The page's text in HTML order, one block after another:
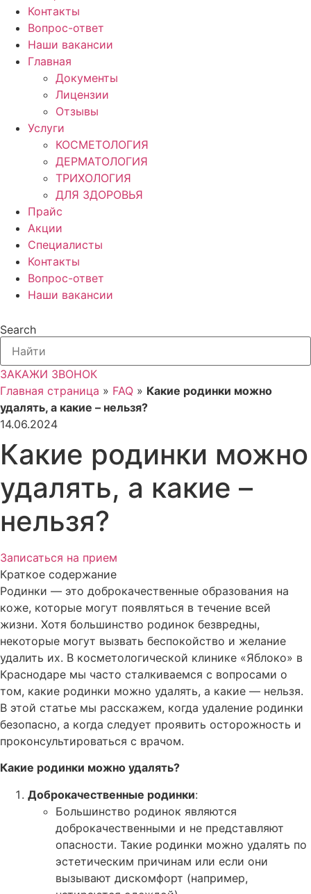
Контакты
Вопрос-ответ
Наши вакансии
Главная
Документы
Лицензии
Отзывы
Услуги
КОСМЕТОЛОГИЯ
ДЕРМАТОЛОГИЯ
ТРИХОЛОГИЯ
ДЛЯ ЗДОРОВЬЯ
Прайс
Акции
Специалисты
Контакты
Вопрос-ответ
Наши вакансии
Search
ЗАКАЖИ ЗВОНОК
Главная страница » FAQ » Какие родинки можно
удалять, а какие – нельзя?
14.06.2024
Какие родинки можно
удалять, а какие –
нельзя?
Записаться на прием
Краткое содержание
Родинки — это доброкачественные образования на
коже, которые могут появляться в течение всей
жизни. Хотя большинство родинок безвредны,
некоторые могут вызвать беспокойство и желание
удалить их. В косметологической клинике «Яблоко» в
Краснодаре мы часто сталкиваемся с вопросами о
том, какие родинки можно удалять, а какие — нельзя.
В этой статье мы расскажем, когда удаление родинки
безопасно, а когда следует проявить осторожность и
проконсультироваться с врачом.
Какие родинки можно удалять?
Доброкачественные родинки:
Большинство родинок являются
доброкачественными и не представляют
опасности. Такие родинки можно удалять по
эстетическим причинам или если они
вызывают дискомфорт (например,